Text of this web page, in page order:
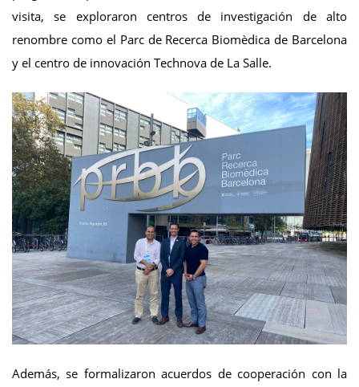
visita, se exploraron centros de investigación de alto
renombre como el Parc de Recerca Biomèdica de Barcelona
y el centro de innovación Technova de La Salle.
Además, se formalizaron acuerdos de cooperación con la